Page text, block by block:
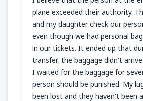
plane exceeded their authority.
and my daughter check our
even though we had personal
in our tickets. It ended up that
transfer, the baggage didn't
I waited for the baggage for
person should be punished. My
been lost and they haven't been